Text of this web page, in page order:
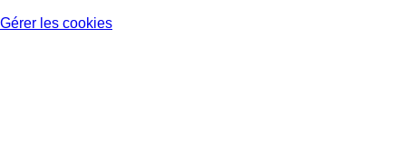
Gérer les cookies